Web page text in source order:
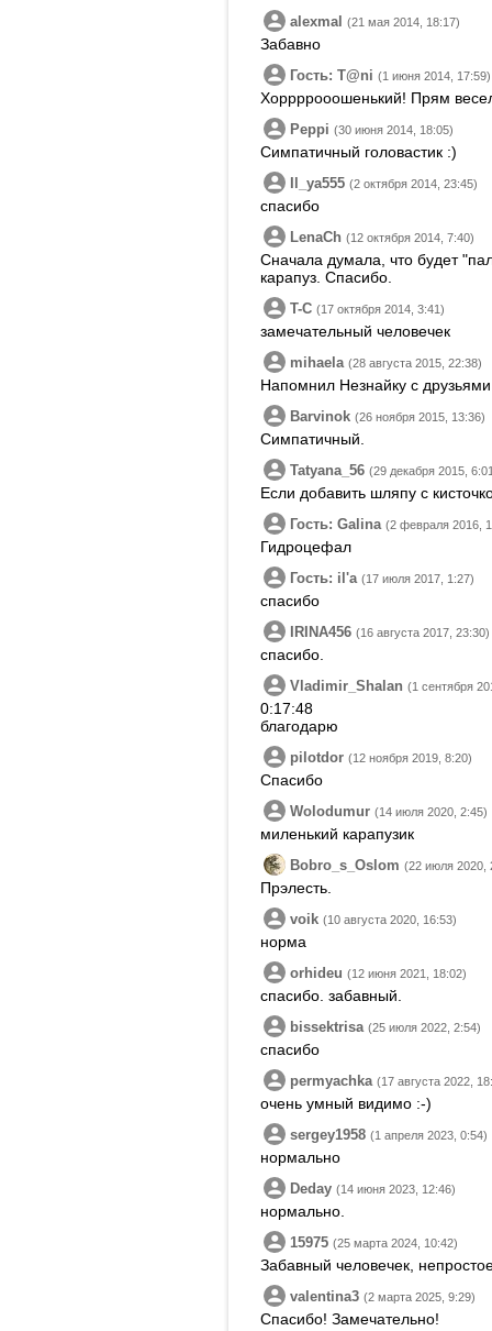
alexmal (21 мая 2014, 18:17)
Забавно
Гость: T@ni (1 июня 2014, 17:59)
Хоррррооошенький! Прям
Peppi (30 июня 2014, 18:05)
Симпатичный головастик :)
Il_ya555 (2 октября 2014, 23:45)
спасибо
LenaCh (12 октября 2014, 7:40)
Сначала думала, что будет
карапуз. Спасибо.
T-C (17 октября 2014, 3:41)
замечательный человечек
mihaela (28 августа 2015, 22:38)
Напомнил Незнайку с
Barvinok (26 ноября 2015, 13:36)
Симпатичный.
Tatyana_56 (29 декабря 2015,
Если добавить шляпу с
Гость: Galina (2 февраля 2016,
Гидроцефал
Гость: ilʹa (17 июля 2017, 1:27)
спасибо
IRINA456 (16 августа 2017, 23:30)
спасибо.
Vladimir_Shalan (1 сентября
0:17:48
благодарю
pilotdor (12 ноября 2019, 8:20)
Спасибо
Wolodumur (14 июля 2020, 2:45)
миленький карапузик
Bobro_s_Oslom (22 июля 2020,
Прэлесть.
voik (10 августа 2020, 16:53)
норма
orhideu (12 июня 2021, 18:02)
спасибо. забавный.
bissektrisa (25 июля 2022, 2:54)
спасибо
permyachka (17 августа 2022,
очень умный видимо :-)
sergey1958 (1 апреля 2023, 0:54)
нормально
Deday (14 июня 2023, 12:46)
нормально.
15975 (25 марта 2024, 10:42)
Забавный человечек,
valentina3 (2 марта 2025, 9:29)
Спасибо! Замечательно!